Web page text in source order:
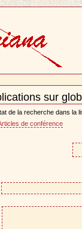
sur
de la recherche dans la
de conférence